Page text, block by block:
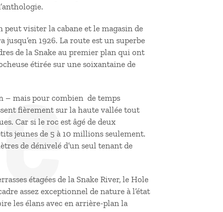
peut visiter la cabane et le magasin de
1926. La route est un superbe
de la Snake au premier plan qui ont
étirée sur une soixantaine de
– mais pour combien de temps
fièrement sur la haute vallée tout
Car si le roc est âgé de deux
jeunes de 5 à 10 millions seulement.
de dénivelé d’un seul tenant de
étagées de la Snake River, le Hole
assez exceptionnel de nature à l’état
les élans avec en arrière-plan la